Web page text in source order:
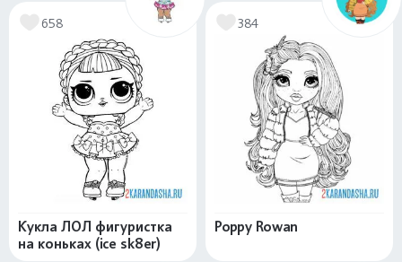
658
Кукла ЛОЛ фигуристка
на коньках (ice sk8er)
384
Poppy Rowan